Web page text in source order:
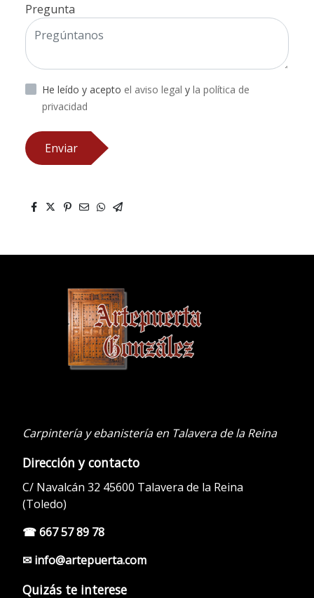
Pregunta
He leído y acepto el aviso legal y la política de
privacidad
Enviar
Carpintería y ebanistería en Talavera de la Reina
Dirección y contacto
C/ Navalcán 32 45600 Talavera de la Reina
(Toledo)
☎ 667 57 89 78
✉ info@artepuerta.com
Quizás te interese